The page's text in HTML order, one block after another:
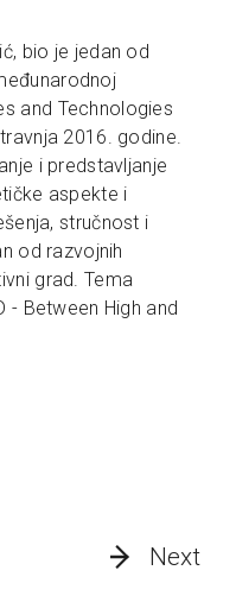
bio je jedan od
and Technologies
2016. godine.
i predstavljanje
aspekte i
stručnost i
od razvojnih
grad. Tema
- Between High and
Next